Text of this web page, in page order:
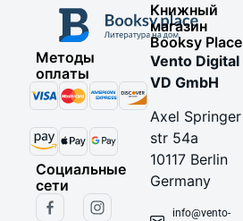
Методы
оплаты
Социальные
сети
Книжный
магазин
Booksy Place
Vento Digital
VD GmbH
Axel Springer
str 54a
10117 Berlin
Germany
info@vento-